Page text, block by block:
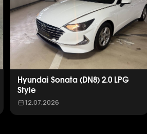
Hyundai Sonata (DN8) 2.0 LPG
Style
12.07.2026